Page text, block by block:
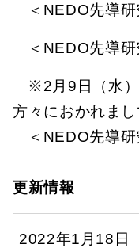
＜NEDO先導
＜NEDO先導
※2月9日（水）
方々におかれま
＜NEDO先導
更新情報
2022年1月18日